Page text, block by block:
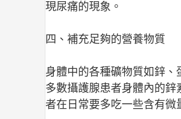
現尿痛的現象。
四、補充足夠的營養物質
身體中的各種礦物質如鋅
多數攝護腺患者身體內的
者在日常要多吃一些含有微